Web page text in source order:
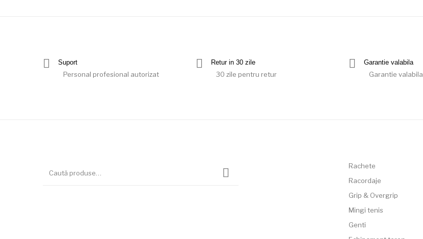
Suport
Personal profesional autorizat
Retur in 30 zile
30 zile pentru retur
Garantie valabila
Garantie valabila
Rachete
Racordaje
Grip & Overgrip
Mingi tenis
Genti